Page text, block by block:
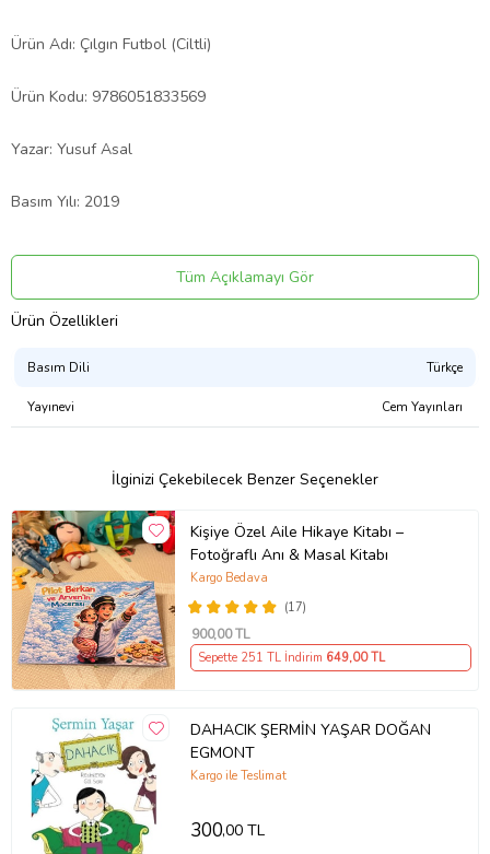
Ürün Adı: Çılgın Futbol (Ciltli)
Ürün Kodu: 9786051833569
Yazar: Yusuf Asal
Basım Yılı: 2019
Kapak Türü: Ciltli
Sayfa Sayısı: 256
Kağıt Cinsi: 2. Hamur
Çevirmen:
Tüm Açıklamayı Gör
Ürün Özellikleri
Basım Dili Türkçe
Yayınevi Cem Yayınları
İlginizi Çekebilecek Benzer Seçenekler
Kişiye Özel Aile Hikaye Kitabı –
Fotoğraflı Anı & Masal Kitabı
(17)
Kargo Bedava
900,00 TL
Sepette 251 TL İndirim 649,00 TL
DAHACIK ŞERMİN YAŞAR DOĞAN
EGMONT
Kargo ile Teslimat
300,00 TL